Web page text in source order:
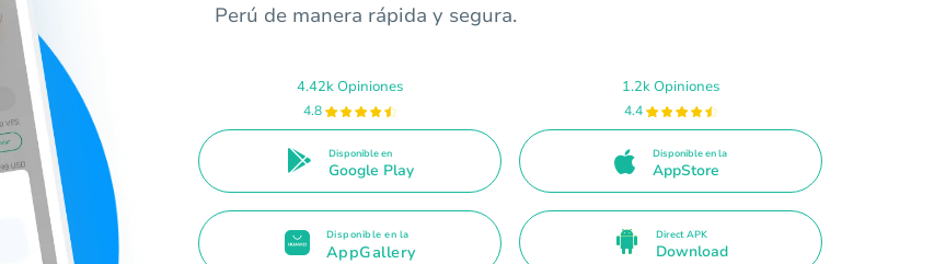
Perú de manera rápida y segura.
4.42k Opiniones
4.8
Disponible en
Google Play
1.2k Opiniones
4.4
Disponible en la
AppStore
Disponible en la
AppGallery
Direct APK
Download